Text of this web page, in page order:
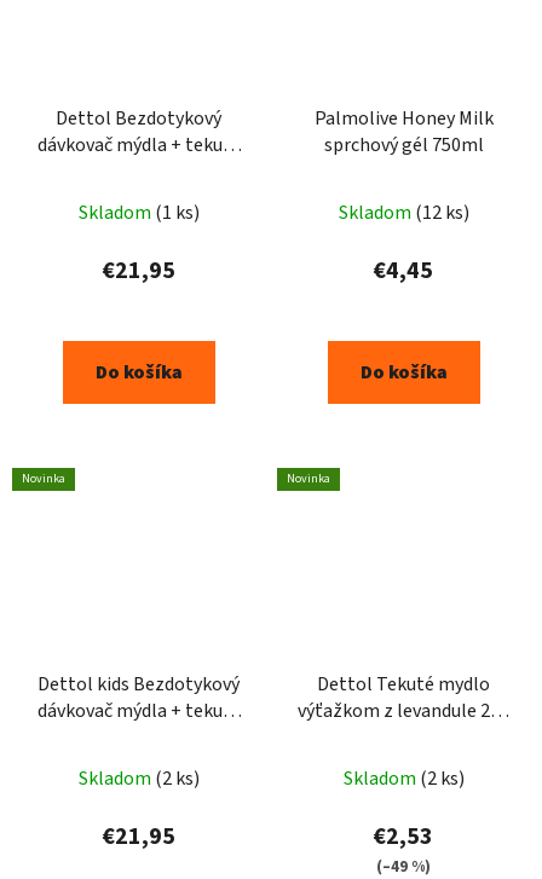
Dettol Bezdotykový
dávkovač mýdla + tekuté
250ml
Skladom (1 ks)
€21,95
Do košíka
Palmolive Honey Milk
sprchový gél 750ml
Skladom (12 ks)
€4,45
Do košíka
Novinka
Dettol kids Bezdotykový
dávkovač mýdla + tekuté
250ml
Skladom (2 ks)
€21,95
Novinka
Dettol Tekuté mydlo
výťažkom z levandule 250
Skladom (2 ks)
€2,53
(–49 %)